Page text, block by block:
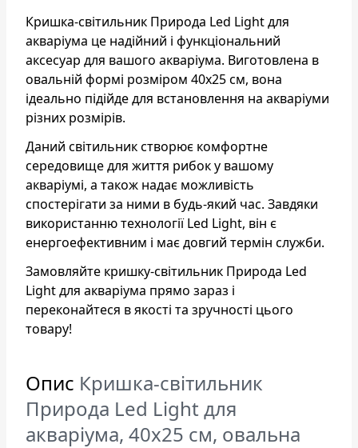
Кришка-світильник Природа Led Light для
акваріума це надійний і функціональний
аксесуар для вашого акваріума. Виготовлена в
овальній формі розміром 40х25 см, вона
ідеально підійде для встановлення на акваріуми
різних розмірів.
Даний світильник створює комфортне
середовище для життя рибок у вашому
акваріумі, а також надає можливість
спостерігати за ними в будь-який час. Завдяки
використанню технології Led Light, він є
енергоефективним і має довгий термін служби.
Замовляйте кришку-світильник Природа Led
Light для акваріума прямо зараз і
переконайтеся в якості та зручності цього
товару!
Опис Кришка-світильник
Природа Led Light для
акваріума, 40х25 см, овальна